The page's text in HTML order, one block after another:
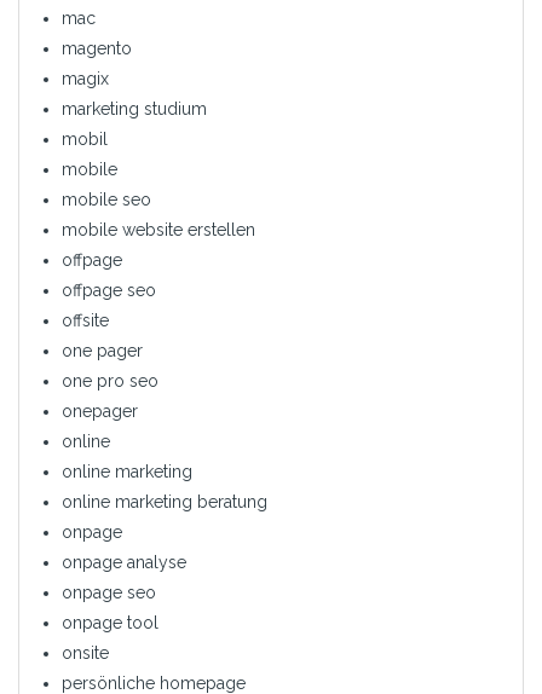
mac
magento
magix
marketing studium
mobil
mobile
mobile seo
mobile website erstellen
offpage
offpage seo
offsite
one pager
one pro seo
onepager
online
online marketing
online marketing beratung
onpage
onpage analyse
onpage seo
onpage tool
onsite
persönliche homepage